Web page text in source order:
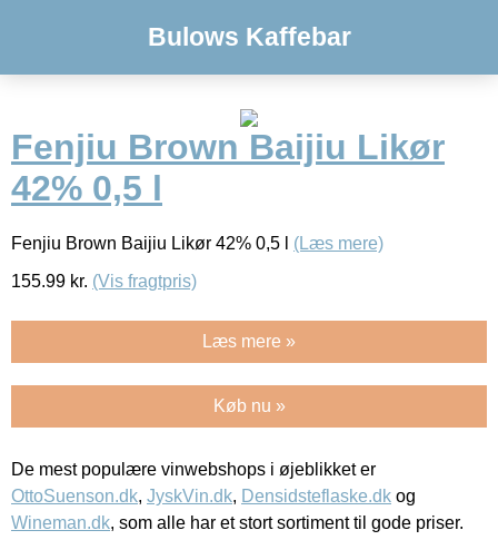
Bulows Kaffebar
Fenjiu Brown Baijiu Likør
42% 0,5 l
Fenjiu Brown Baijiu Likør 42% 0,5 l (Læs mere)
155.99 kr. (Vis fragtpris)
Læs mere »
Køb nu »
De mest populære vinwebshops i øjeblikket er
OttoSuenson.dk, JyskVin.dk, Densidsteflaske.dk og
Wineman.dk, som alle har et stort sortiment til gode priser.